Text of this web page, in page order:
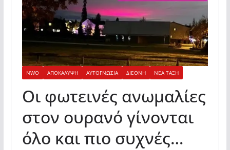
NWO ΑΠΟΚΑΛΥΨΗ ΑΥΤΟΓΝΩΣΙΑ ΔΙΕΘΝΗ ΝΕΑ ΤΑΞΗ
Οι φωτεινές ανωμαλίες
στον ουρανό γίνονται
όλο και πιο συχνές…